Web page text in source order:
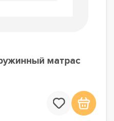
матрас